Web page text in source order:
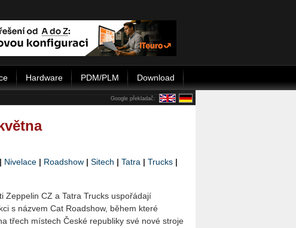
Hardware PDM/PLM Download
Google překladač:
| Nivelace | Roadshow | Sitech | Tatra | Trucks |
Zeppelin CZ a Tatra Trucks uspořádají
s názvem Cat Roadshow, během které
třech místech České republiky své nové stroje